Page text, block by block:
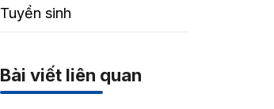
Tuyển sinh
Bài viết liên quan